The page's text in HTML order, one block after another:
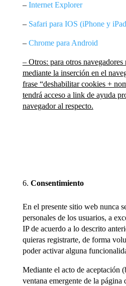
– Internet Explorer
– Safari para IOS (iPhone y
– Chrome para Android
– Otros: para otros navegadores
mediante la inserción en el
frase “deshabilitar cookies +
tendrá acceso a link de ayuda
navegador al respecto.
Consentimiento
En el presente sitio web nunca
personales de los usuarios, a
IP de acuerdo a lo descrito
quieras registrarte, de forma
poder activar alguna
Mediante el acto de aceptación
ventana emergente de la